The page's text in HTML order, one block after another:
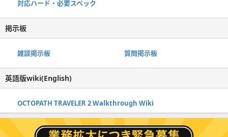
対応ハード・必要スペック
掲示板
雑談掲示板 質問掲示板
英語版wiki(English)
OCTOPATH TRAVELER 2 Walkthrough Wiki